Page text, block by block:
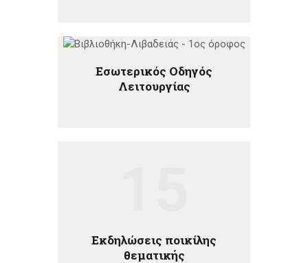
Εσωτερικός Οδηγός
Λειτουργίας
Εκδηλώσεις ποικίλης
θεματικής